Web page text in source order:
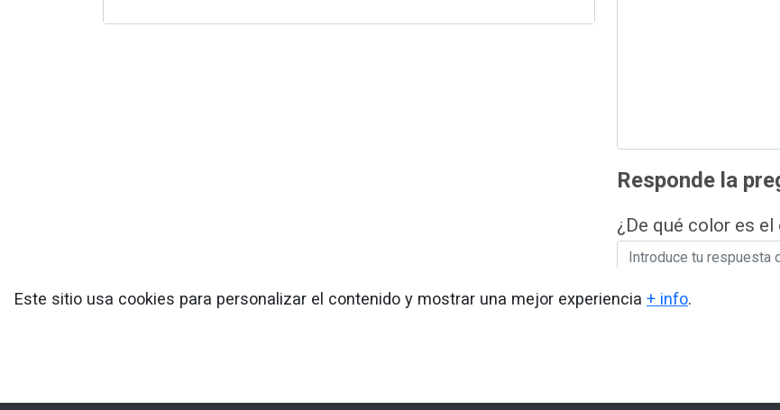
Responde la
¿De qué color es el
Enviar Mensaje
Este sitio usa cookies para personalizar el contenido y mostrar una mejor experiencia + info.